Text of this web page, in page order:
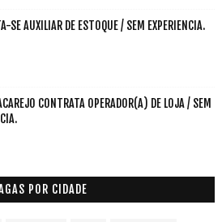
SE AUXILIAR DE ESTOQUE / SEM EXPERIENCIA.
CONTRATA OPERADOR(A) DE LOJA / SEM
POR CIDADE